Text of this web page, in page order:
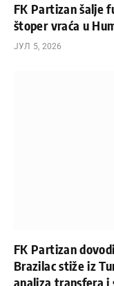
FK Partizan šalje
štoper vraća u
ЈУЛ 5, 2026
FK Partizan
Brazilac stiže iz
analiza transfera